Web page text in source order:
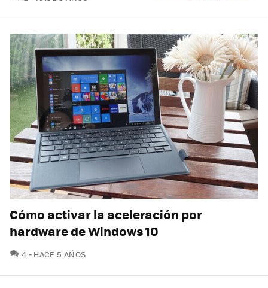
Cómo activar la aceleración por
hardware de Windows 10
4 COMENTARIOS
HACE 5 AÑOS